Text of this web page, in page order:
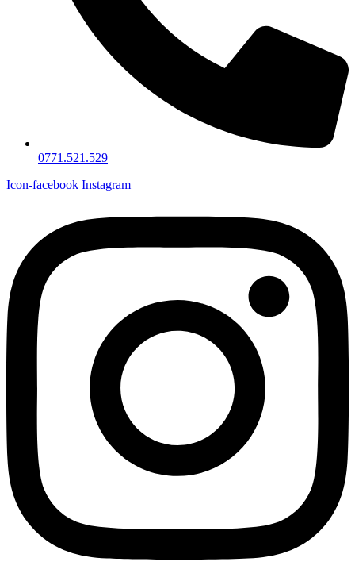
0771.521.529
Icon-facebook Instagram